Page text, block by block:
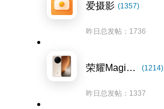
爱摄影 (1357)
昨日总发帖：1736
荣耀Magic8系列 (1214)
昨日总发帖：1337